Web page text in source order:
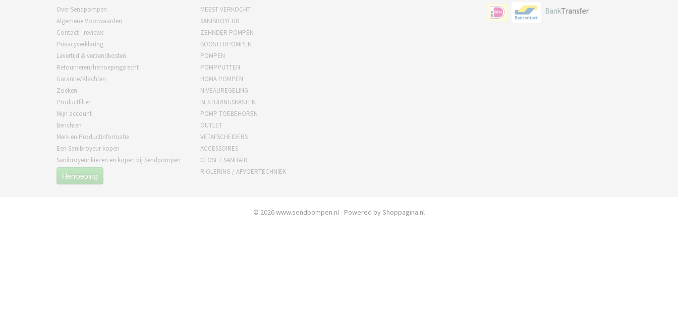
Over Sendpompen
Algemene Voorwaarden
Contact - reviews
Privacyverklaring
Levertijd & verzendkosten
Retourneren/herroepingsrecht
Garantie/Klachten
Zoeken
Productfilter
Mijn account
Berichten
Merk en Productinformatie
Een Sanibroyeur kopen
Sanibroyeur kiezen en kopen bij Sendpompen
Herroeping
MEEST VERKOCHT
SANIBROYEUR
ZEHNDER POMPEN
BOOSTERPOMPEN
POMPEN
POMPPUTTEN
HOMA POMPEN
NIVEAUREGELING
BESTURINGSKASTEN
POMP TOEBEHOREN
OUTLET
VETAFSCHEIDERS
ACCESSOIRES
CLOSET SANITAIR
RIOLERING / AFVOERTECHNIEK
© 2026 www.sendpompen.nl - Powered by Shoppagina.nl